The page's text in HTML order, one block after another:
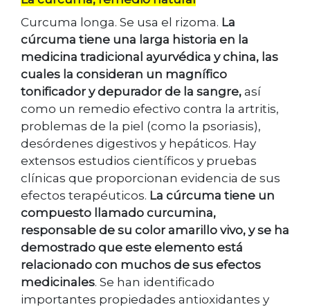
Curcuma longa. Se usa el rizoma. La
cúrcuma tiene una larga historia en la
medicina tradicional ayurvédica y china, las
cuales la consideran un magnífico
tonificador y depurador de la sangre, así
como un remedio efectivo contra la artritis,
problemas de la piel (como la psoriasis),
desórdenes digestivos y hepáticos. Hay
extensos estudios científicos y pruebas
clínicas que proporcionan evidencia de sus
efectos terapéuticos. La cúrcuma tiene un
compuesto llamado curcumina,
responsable de su color amarillo vivo, y se ha
demostrado que este elemento está
relacionado con muchos de sus efectos
medicinales. Se han identificado
importantes propiedades antioxidantes y